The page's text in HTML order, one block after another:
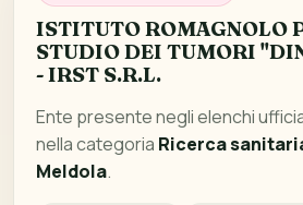
ISTITUTO ROMAGNOLO
STUDIO DEI TUMORI
- IRST S.R.L.
Ente presente negli elenchi
nella categoria Ricerca
Meldola.